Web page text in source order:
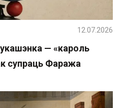
— «кароль
супраць Фаража
12.07.2026